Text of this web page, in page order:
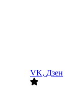
VK, Дзен